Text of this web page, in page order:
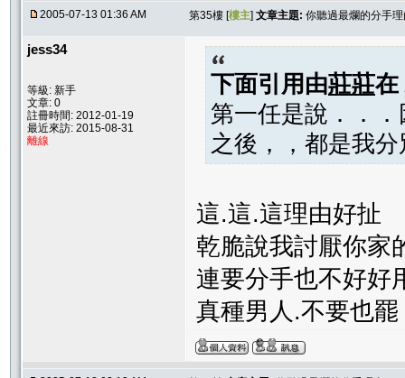
2005-07-13 01:36 AM 第35樓 [樓主] 文章主題: 你聽過最爛的分手理
jess34
等級: 新手
文章: 0
註冊時間: 2012-01-19
最近來訪: 2015-08-31
離線
下面引用由莊莊在
第一任是說．．
之後，，都是我
這.這.這理由好扯
乾脆說我討厭你家
連要分手也不好好
真種男人.不要也罷